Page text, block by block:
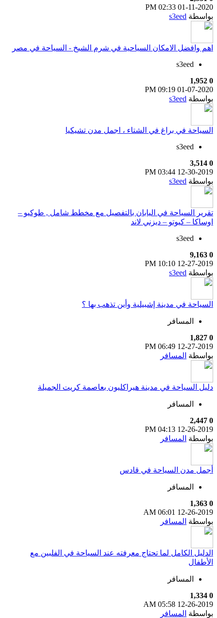
01-11-2020
02:33 PM
بواسطة s3eed
اهم وافضل الامكان السياحية في شرم الشيخ - السياحة في مصر
s3eed
0
1,952
01-07-2020
09:19 PM
بواسطة s3eed
السياحة في براغ في الشتاء ، اجمل مدن تشيكيا
s3eed
0
3,514
12-30-2019
03:44 PM
بواسطة s3eed
تقرير السياحة في اليابان بالتفصيل مع مخطط شامل , طوكيو –
اوساكا – كيوتو – ديزني لاند
s3eed
0
9,163
12-27-2019
10:10 PM
بواسطة s3eed
السياحة في مدينة إشبيلية وأين تذهب بها ؟
المسافر
0
1,827
12-27-2019
06:49 PM
بواسطة المسافر
دليل السياحة في مدينة هيراكليون بعاصمة كريت الجميلة
المسافر
0
2,447
12-26-2019
04:13 PM
بواسطة المسافر
أجمل مدن السياحة في قادس
المسافر
0
1,363
12-26-2019
06:01 AM
بواسطة المسافر
الدليل الكامل لما تحتاج معرفته عند السياحة في الفلبين مع
الأطفال
المسافر
0
1,334
12-26-2019
05:58 AM
بواسطة المسافر